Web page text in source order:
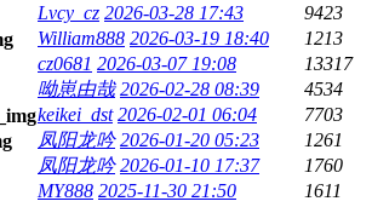
Lvcy_cz 2026-03-28 17:43
9423
William888 2026-03-19 18:40
1213
cz0681 2026-03-07 19:08
13317
呦崽由哉 2026-02-28 08:39
4534
keikei_dst 2026-02-01 06:04
7703
凤阳龙吟 2026-01-20 05:23
1261
凤阳龙吟 2026-01-10 17:37
1760
MY888 2025-11-30 21:50
1611